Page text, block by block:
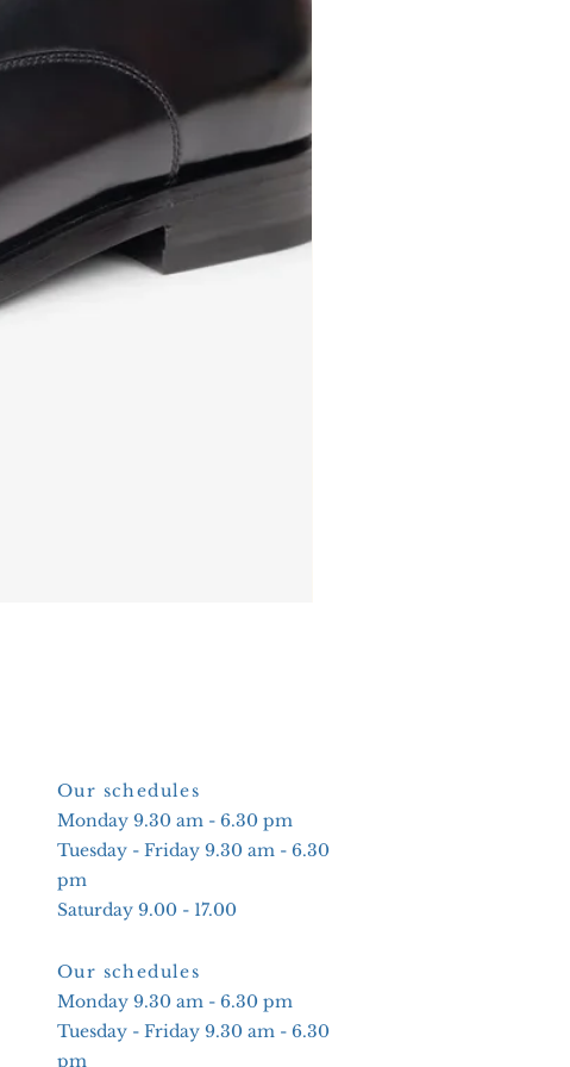
Our schedules
Monday 9.30 am - 6.30 pm
Tuesday - Friday 9.30 am - 6.30
pm
Saturday 9.00 - 17.00
Our schedules
Monday 9.30 am - 6.30 pm
Tuesday - Friday 9.30 am - 6.30
pm